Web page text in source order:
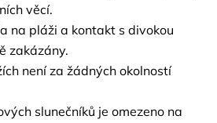
věcí.
na pláži a kontakt s divokou
zakázány.
není za žádných okolností
slunečníků je omezeno na